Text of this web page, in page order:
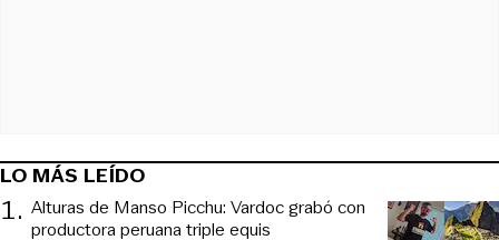
LO MÁS LEÍDO
1. Alturas de Manso Picchu: Vardoc grabó con
productora peruana triple equis